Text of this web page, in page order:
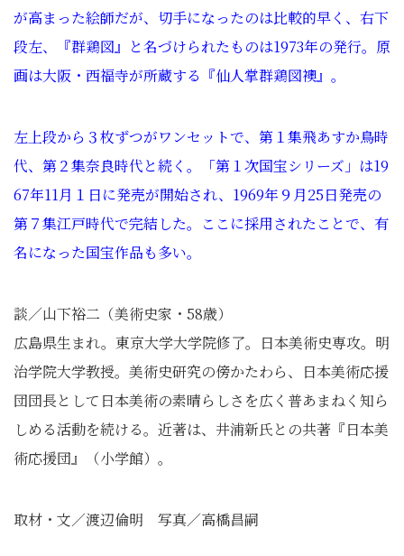
が高まった絵師だが、切手になったのは比較的早く、右下
段左、『群鶏図』と名づけられたものは1973年の発行。原
画は大阪・西福寺が所蔵する『仙人掌群鶏図襖』。
左上段から３枚ずつがワンセットで、第１集飛あすか鳥時
代、第２集奈良時代と続く。「第１次国宝シリーズ」は19
67年11月１日に発売が開始され、1969年９月25日発売の
第７集江戸時代で完結した。ここに採用されたことで、有
名になった国宝作品も多い。
談／山下裕二（美術史家・58歳）
広島県生まれ。東京大学大学院修了。日本美術史専攻。明
治学院大学教授。美術史研究の傍かたわら、日本美術応援
団団長として日本美術の素晴らしさを広く普あまねく知ら
しめる活動を続ける。近著は、井浦新氏との共著『日本美
術応援団』（小学館）。
取材・文／渡辺倫明 写真／高橋昌嗣